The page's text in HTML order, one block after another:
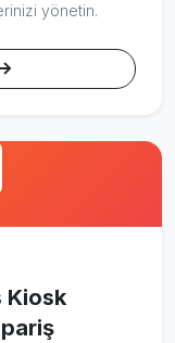
yönetin.
Kiosk